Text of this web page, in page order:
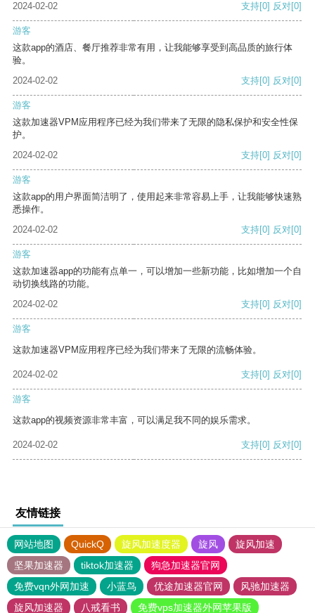
2024-02-02 支持[0] 反对[0]
游客
这款app的酒店、餐厅推荐非常有用，让我能够享受到高品质的旅行体
验。
2024-02-02
支持[0] 反对[0]
游客
这款加速器VPM应用程序已经为我们带来了无限的隐私保护和安全性保
护。
2024-02-02
支持[0] 反对[0]
游客
这款app的用户界面简洁明了，使用起来非常容易上手，让我能够快速熟
悉操作。
2024-02-02
支持[0] 反对[0]
游客
这款加速器app的功能有点单一，可以增加一些新功能，比如增加一个自
动切换线路的功能。
2024-02-02
支持[0] 反对[0]
游客
这款加速器VPM应用程序已经为我们带来了无限的流畅体验。
2024-02-02 支持[0] 反对[0]
游客
这款app的视频资源非常丰富，可以满足我不同的娱乐需求。
2024-02-02 支持[0] 反对[0]
友情链接
网站地图 QuickQ 旋风加速度器 旋风
旋风加速
坚果加速器
tiktok加速器
狗急加速器官网
免费vqn外网加速
小蓝鸟 优途加速器官网
风驰加速器
旋风加速器
八戒看书 免费vps加速器外网苹果版